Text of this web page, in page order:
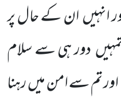
انہیں ان کے حال پر
دور ہی سے سلام
تم سے امن میں رہنا